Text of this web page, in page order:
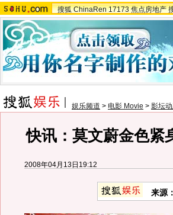
搜狐 ChinaRen 17173 焦点房地产
娱乐频道 > 电影 Movie > 影坛
快讯：莫文蔚金色紧
2008年04月13日19:12
来源